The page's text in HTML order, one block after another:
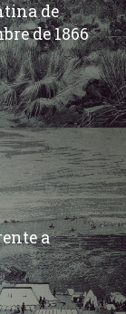
de
de 1866
a